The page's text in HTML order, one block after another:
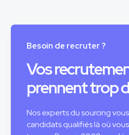
Besoin de recruter ?
Vos
prennent trop
Nos experts du sourcing
candidats qualifiés là où